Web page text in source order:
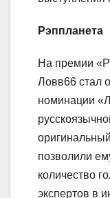
Рэппланета
На премии
Ловв66 стал
номинации
позволили
количество
экспертов в